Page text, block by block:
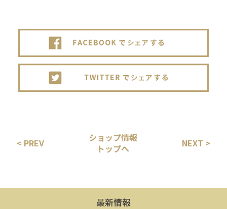
< PREV
ショップ情報
トップへ
NEXT >
最新情報